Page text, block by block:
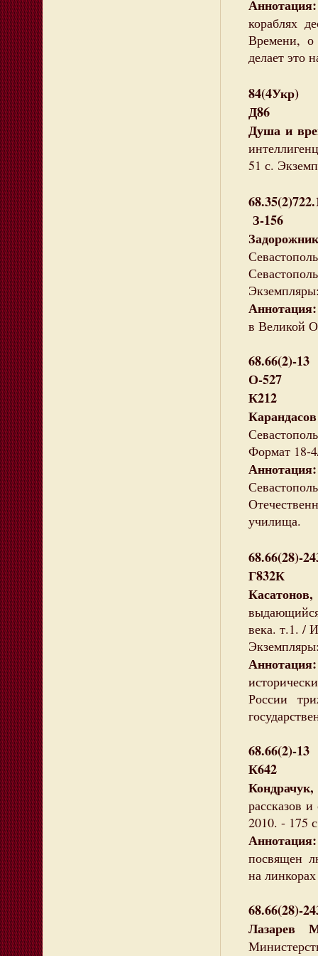
Аннотация:
кораблях
Времени, о
делает это
84(4Укр)
Д86
Душа и
51 с.
З-156
в Великой
68.66(2)-13
О-527
К212
Формат 18-
Аннотация:
училища.
68.66(28)-
Г832К
века. т.1. /
Аннотация:
России
68.66(2)-13
К642
рассказов
2010. - 175
посвящен
на
68.66(28)-